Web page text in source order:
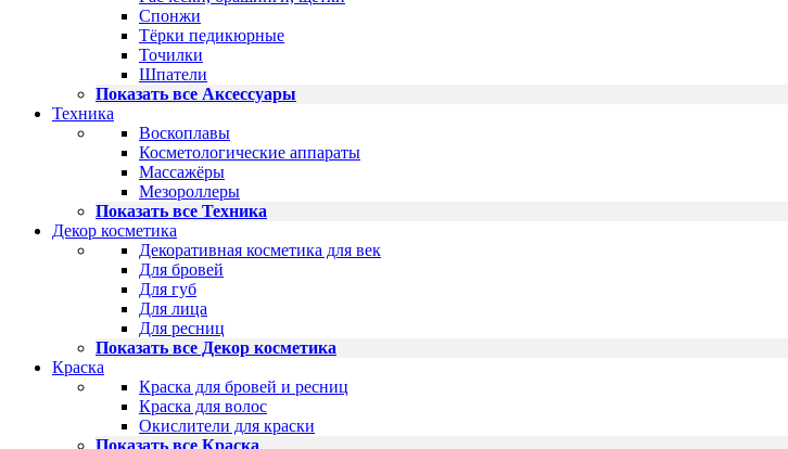
Спонжи
Тёрки педикюрные
Точилки
Шпатели
Показать все Аксессуары
Техника
Воскоплавы
Косметологические аппараты
Массажёры
Мезороллеры
Показать все Техника
Декор косметика
Декоративная косметика для век
Для бровей
Для губ
Для лица
Для ресниц
Показать все Декор косметика
Краска
Краска для бровей и ресниц
Краска для волос
Окислители для краски